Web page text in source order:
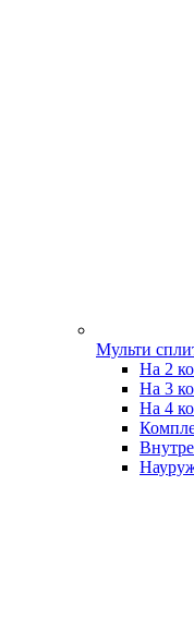
Мульти
На 2
На 3
На 4